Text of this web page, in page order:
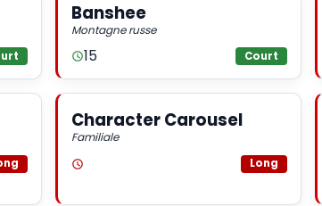
Banshee
Montagne russe
15 Court
Character Carousel
Familiale
Long